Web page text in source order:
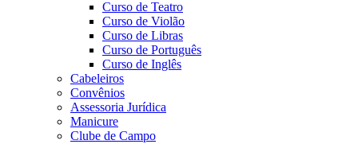
Curso de Teatro
Curso de Violão
Curso de Libras
Curso de Português
Curso de Inglês
Cabeleiros
Convênios
Assessoria Jurídica
Manicure
Clube de Campo